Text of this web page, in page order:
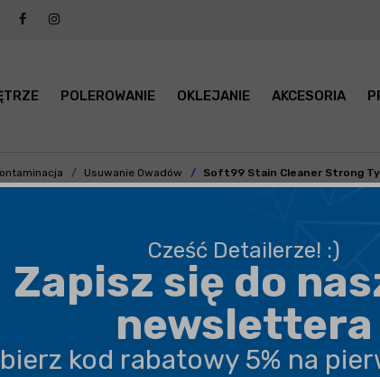
POLEROWANIE OKLEJANIE AKCESORIA
Usuwanie Owadów Soft99 Stain Cleaner Strong
BEZPIECZNA WYSYŁKA
DARMOWA DOSTAWA OD 199,90 ZŁ
PROFESJONALNE DORADZTWO
Cześć Detailerze! :)
Zapisz się do
newslettera
kod rabatowy 5% na